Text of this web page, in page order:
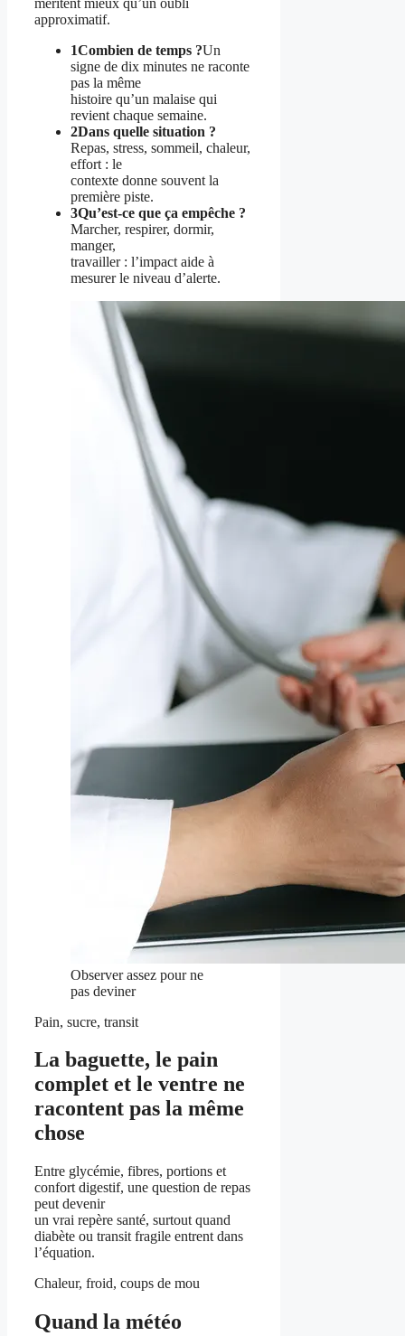
approximatif.
1Combien de temps ?Un
signe de dix minutes ne raconte
pas la même
histoire qu’un malaise qui
revient chaque semaine.
2Dans quelle situation ?
Repas, stress, sommeil, chaleur,
effort : le
contexte donne souvent la
première piste.
3Qu’est-ce que ça empêche ?
Marcher, respirer, dormir,
manger,
travailler : l’impact aide à
mesurer le niveau d’alerte.
Observer assez pour ne
pas deviner
Pain, sucre, transit
La baguette, le pain
complet et le ventre ne
racontent pas la même
chose
Entre glycémie, fibres, portions et
confort digestif, une question de repas
peut devenir
un vrai repère santé, surtout quand
diabète ou transit fragile entrent dans
l’équation.
Chaleur, froid, coups de mou
Quand la météo